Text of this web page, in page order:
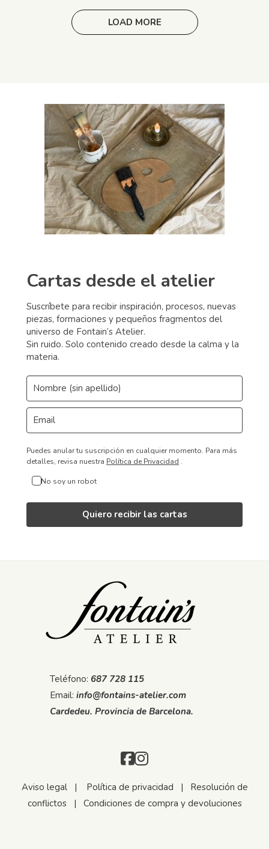
LOAD MORE
Cartas desde el atelier
Suscríbete para recibir inspiración, procesos, nuevas
piezas, formaciones y pequeños fragmentos del
universo de Fontain’s Atelier.
Sin ruido. Solo contenido creado desde la calma y la
materia.
Puedes anular tu suscripción en cualquier momento. Para más
detalles, revisa nuestra Política de Privacidad .
No soy un robot
Quiero recibir las cartas
Teléfono: 687 728 115
Email: info@fontains-atelier.com
Cardedeu. Provincia de Barcelona.
Aviso legal| Política de privacidad | Resolución de
conflictos| Condiciones de compra y devoluciones